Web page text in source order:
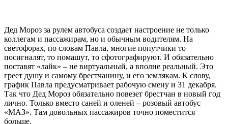
Дед Мороз за рулем автобуса создает настроение не только
коллегам и пассажирам, но и обычным водителям. На
светофорах, по словам Павла, многие попутчики то
посигналят, то помашут, то сфотографируют. И обязательно
поставят «лайк» – не виртуальный, а вполне реальный. Это
греет душу и самому брестчанину, и его землякам. К слову,
график Павла предусматривает рабочую смену и 31 декабря.
Так что Дед Мороз обязательно повезет брестчан в новый год
лично. Только вместо саней и оленей – розовый автобус
«МАЗ». Там довольных пассажиров точно поместится
больше.